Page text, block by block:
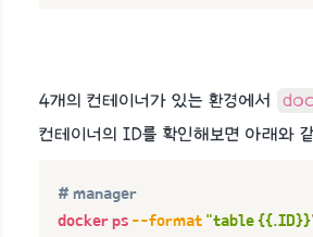
4개의 컨테이너가 있는 환경에서
컨테이너의 ID를 확인해보면 아래와 같
# manager
docker ps --format "table {{.ID}}